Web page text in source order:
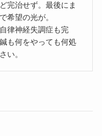
完治せず。最後にま
希望の光が。
律神経失調症も完
も何をやっても何処
い。